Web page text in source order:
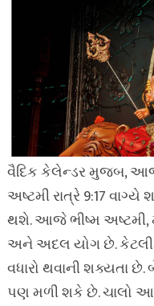
વૈદિક કેલેન્ડર મુજબ, આજે
અષ્ટમી રાત્રે 9:17
થશે. આજે ભીષ્મ અષ્ટમી,
અને અદલ યોગ છે.
વધારો થવાની શક્યતા
પણ મળી શકે છે. ચાલો